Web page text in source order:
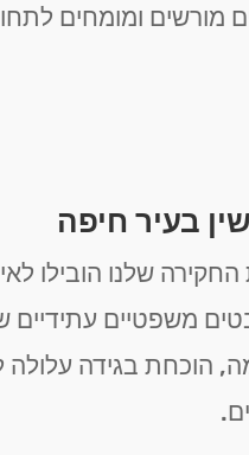
מורשים ומומחים
בעיר חיפה
שלנו הובילו
משפטיים עתידיים
הוכחת בגידה עלולה